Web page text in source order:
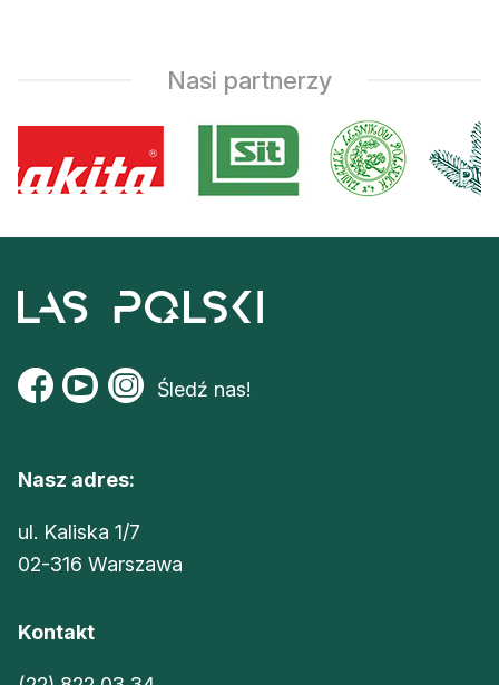
Nasi partnerzy
Śledź nas!
Nasz adres:
ul. Kaliska 1/7
02-316 Warszawa
Kontakt